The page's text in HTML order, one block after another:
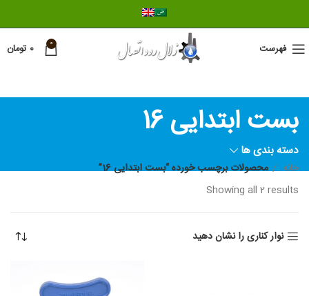
فهرست 0
0 تومان
بست ابتدایی 16
دسته بندی ها
خانه
محصولات برچسب خورده “بست ابتدایی 16”
Showing all 2 results
نوار کناری را نشان دهید